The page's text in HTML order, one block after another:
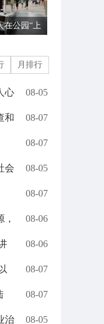
在公园“上
月排行
心 08-05
和 08-07
08-07
会 08-05
08-07
08-06
08-06
08-07
08-07
治 08-05